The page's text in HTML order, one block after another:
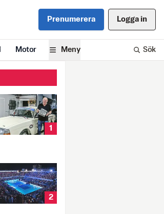
Prenumerera Logga in
Motor Meny Sök
1
2